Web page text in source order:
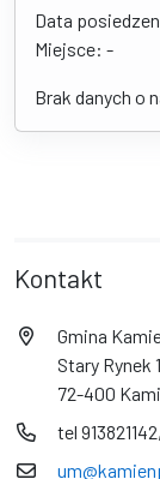
Data
Miejsce: -
Brak danych o
Kontakt
Gmina
Stary Rynek
72-400
tel